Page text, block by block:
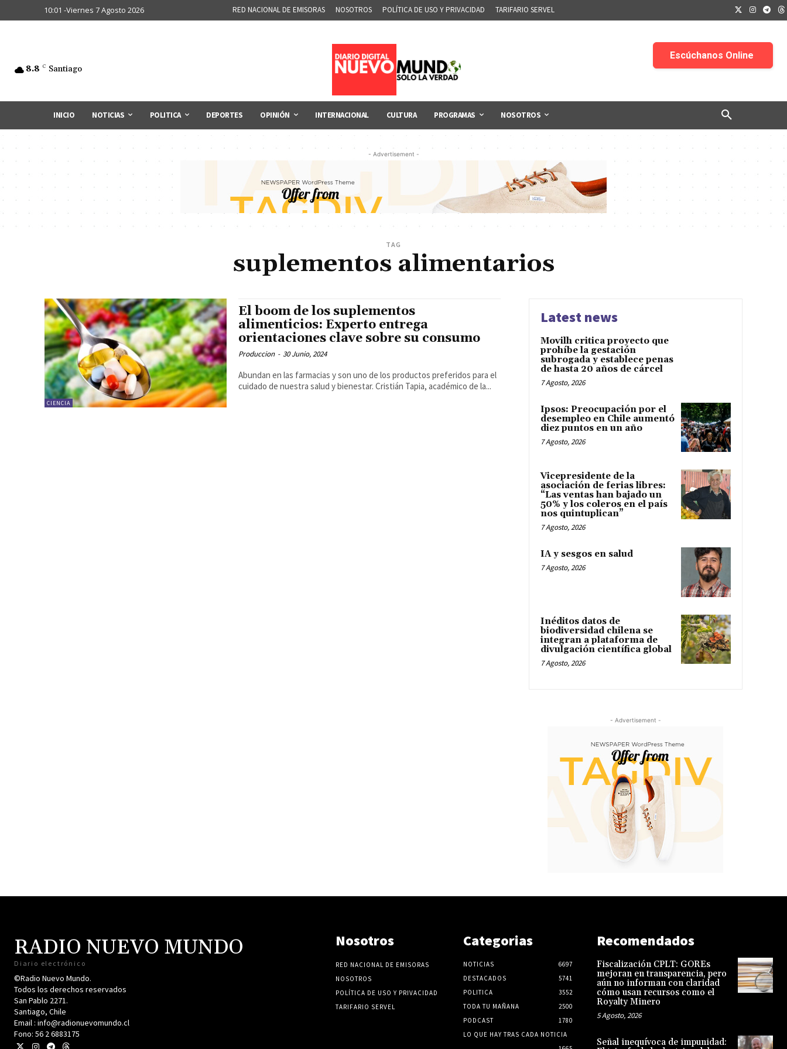
10:01 -Viernes 7 Agosto 2026 RED NACIONAL DE EMISORAS NOSOTROS POLÍTICA DE USO Y PRIVACIDAD TARIFARIO SERVEL
8.8 C Santiago
INICIO NOTICIAS POLITICA DEPORTES OPINIÓN INTERNACIONAL CULTURA PROGRAMAS NOSOTROS
- Advertisement -
TAG
suplementos alimentarios
CIENCIA
El boom de los suplementos
alimenticios: Experto entrega
orientaciones clave sobre su consumo
Produccion - 30 Junio, 2024
Abundan en las farmacias y son uno de los productos preferidos para el
cuidado de nuestra salud y bienestar. Cristián Tapia, académico de la...
Latest news
Movilh critica proyecto que
prohíbe la gestación
subrogada y establece penas
de hasta 20 años de cárcel
7 Agosto, 2026
Ipsos: Preocupación por el
desempleo en Chile aumentó
diez puntos en un año
7 Agosto, 2026
Vicepresidente de la
asociación de ferias libres:
“Las ventas han bajado un
50% y los coleros en el país
nos quintuplican”
7 Agosto, 2026
IA y sesgos en salud
7 Agosto, 2026
Inéditos datos de
biodiversidad chilena se
integran a plataforma de
divulgación científica global
7 Agosto, 2026
- Advertisement -
RADIO NUEVO MUNDO
Diario electrónico
©Radio Nuevo Mundo.
Todos los derechos reservados
San Pablo 2271.
Santiago, Chile
Email : info@radionuevomundo.cl
Fono: 56 2 6883175
Nosotros
RED NACIONAL DE EMISORAS
NOSOTROS
POLÍTICA DE USO Y PRIVACIDAD
TARIFARIO SERVEL
Categorias
NOTICIAS
6697
DESTACADOS
5741
POLITICA
3552
TODA TU MAÑANA
2500
PODCAST
1780
LO QUE HAY TRAS CADA NOTICIA
Recomendados
Fiscalización CPLT: GOREs
mejoran en transparencia, pero
aún no informan con claridad
cómo usan recursos como el
Royalty Minero
5 Agosto, 2026
Señal inequívoca de impunidad: